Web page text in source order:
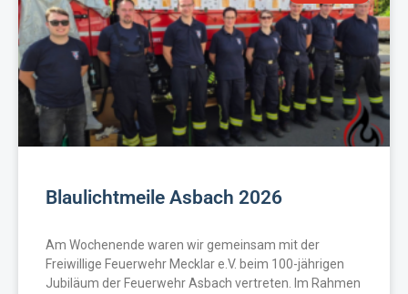
Blaulichtmeile Asbach 2026
Am Wochenende waren wir gemeinsam mit der
Freiwillige Feuerwehr Mecklar e.V. beim 100-jährigen
Jubiläum der Feuerwehr Asbach vertreten. Im Rahmen